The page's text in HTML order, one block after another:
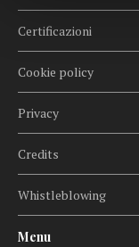
Certificazioni
Cookie policy
Privacy
Credits
Whistleblowing
Menu